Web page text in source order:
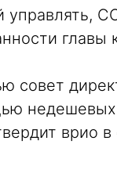
главы
совет
врио